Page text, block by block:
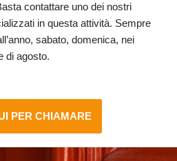
contattare uno dei nostri
in questa attività. Sempre
sabato, domenica, nei
di agosto.
PER CHIAMARE